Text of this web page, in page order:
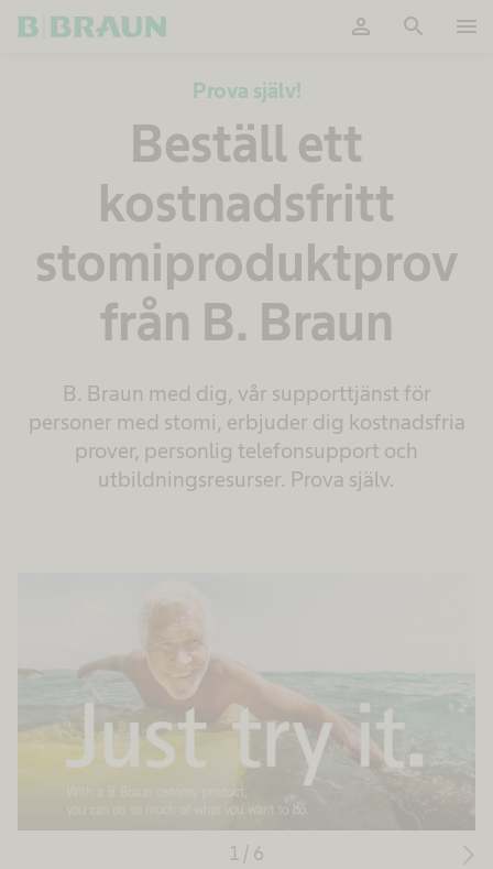
person search menu
Prova själv!
Beställ ett
kostnadsfritt
stomiproduktprov
från B. Braun​
B. Braun med dig, vår supporttjänst för
personer med stomi, erbjuder dig kostnadsfria
prover, personlig telefonsupport och
utbildningsresurser. Prova själv.
1 / 6